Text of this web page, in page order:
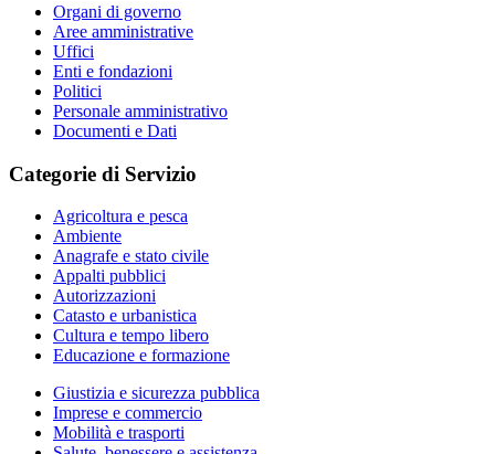
Organi di governo
Aree amministrative
Uffici
Enti e fondazioni
Politici
Personale amministrativo
Documenti e Dati
Categorie di Servizio
Agricoltura e pesca
Ambiente
Anagrafe e stato civile
Appalti pubblici
Autorizzazioni
Catasto e urbanistica
Cultura e tempo libero
Educazione e formazione
Giustizia e sicurezza pubblica
Imprese e commercio
Mobilità e trasporti